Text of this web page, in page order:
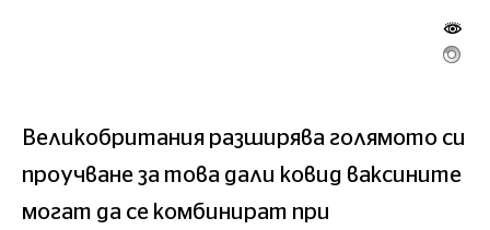
Великобритания разширява голямото си
проучване за това дали ковид ваксините
могат да се комбинират при